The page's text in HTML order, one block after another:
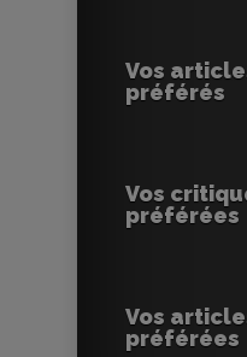
Vos
préférés
Vos
préférées
Vos
préférées